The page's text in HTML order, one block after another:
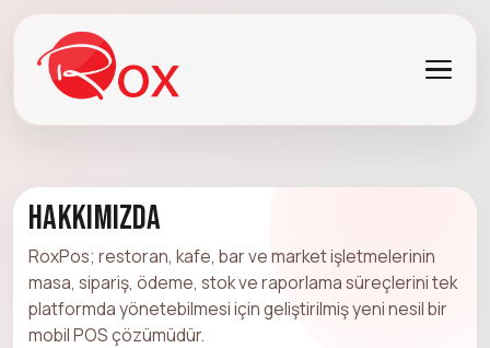
Hakkımızda
RoxPos; restoran, kafe, bar ve market işletmelerinin
masa, sipariş, ödeme, stok ve raporlama süreçlerini tek
platformda yönetebilmesi için geliştirilmiş yeni nesil bir
mobil POS çözümüdür.